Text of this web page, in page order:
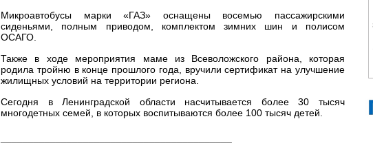
Микроавтобусы марки «ГАЗ» оснащены восемью пассажирскими
сиденьями, полным приводом, комплектом зимних шин и полисом
ОСАГО.
Также в ходе мероприятия маме из Всеволожского района, которая
родила тройню в конце прошлого года, вручили сертификат на улучшение
жилищных условий на территории региона.
Сегодня в Ленинградской области насчитывается более 30 тысяч
многодетных семей, в которых воспитываются более 100 тысяч детей.